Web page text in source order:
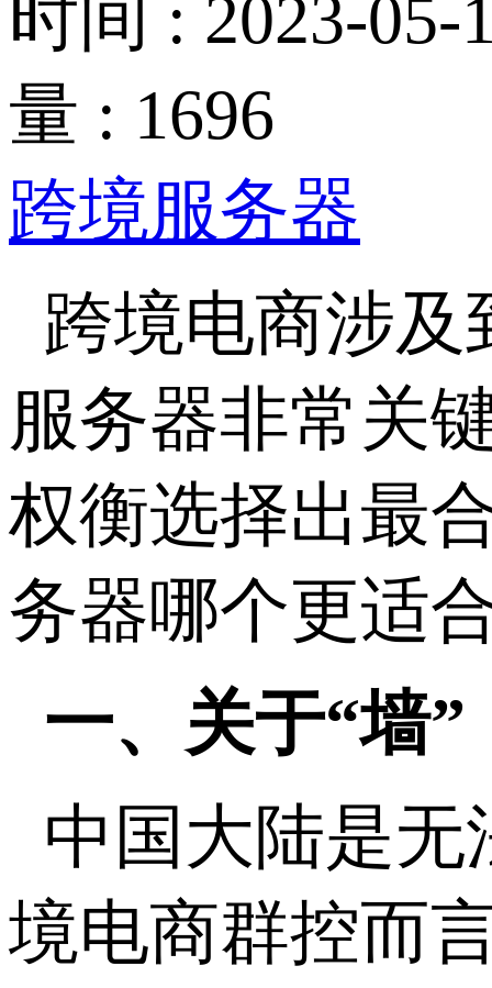
时间 : 2023-05-
量 : 1696
跨境服务器
跨境电商涉
服务器非常关
权衡选择出最
务器哪个更适
一、关于“墙”
中国大陆是
境电商群控而